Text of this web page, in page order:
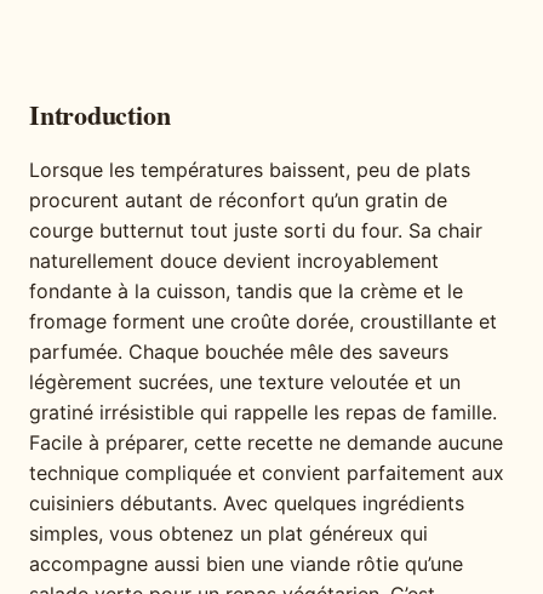
Introduction
Lorsque les températures baissent, peu de plats
procurent autant de réconfort qu’un gratin de
courge butternut tout juste sorti du four. Sa chair
naturellement douce devient incroyablement
fondante à la cuisson, tandis que la crème et le
fromage forment une croûte dorée, croustillante et
parfumée. Chaque bouchée mêle des saveurs
légèrement sucrées, une texture veloutée et un
gratiné irrésistible qui rappelle les repas de famille.
Facile à préparer, cette recette ne demande aucune
technique compliquée et convient parfaitement aux
cuisiniers débutants. Avec quelques ingrédients
simples, vous obtenez un plat généreux qui
accompagne aussi bien une viande rôtie qu’une